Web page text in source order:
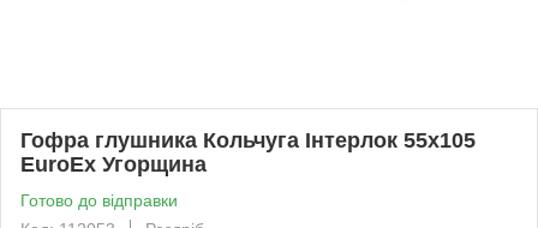
Гофра глушника Кольчуга Інтерлок 55х105
EuroEx Угорщина
Готово до відправки